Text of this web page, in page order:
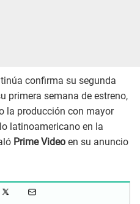
confirma su segunda
primera semana de estreno,
la producción con mayor
latinoamericano en la
Prime Video en su anuncio